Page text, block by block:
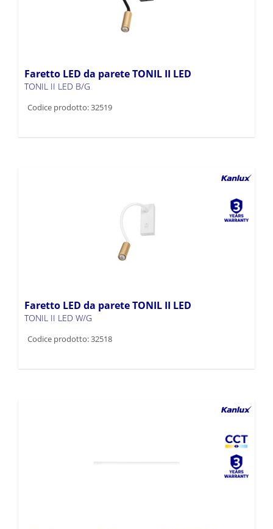
Faretto LED da parete TONIL II LED
TONIL II LED B/G
Codice prodotto: 32519
Faretto LED da parete TONIL II LED
TONIL II LED W/G
Codice prodotto: 32518